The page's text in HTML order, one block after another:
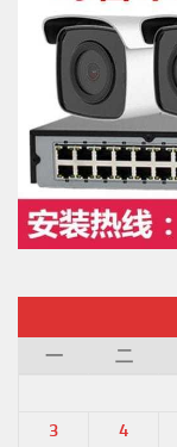
一
二
3
4